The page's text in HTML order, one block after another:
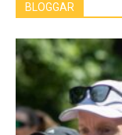
BLOGGAR